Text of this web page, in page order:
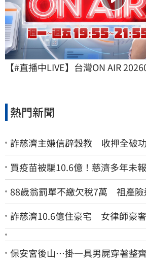
【#直播中LIVE】台灣ON AIR
熱門新聞
詐慈濟主嫌信辟穀教 收押全破
買疫苗被騙10.6億！慈濟多年未
88歲翁罰單不繳欠稅7萬 祖產險
詐慈濟10.6億住豪宅 女律師豪
保安宮後山…掛一具男屍穿著整